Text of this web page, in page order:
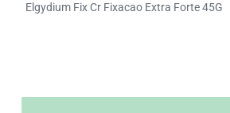
Elgydium Fix Cr Fixacao Extra Forte 45G